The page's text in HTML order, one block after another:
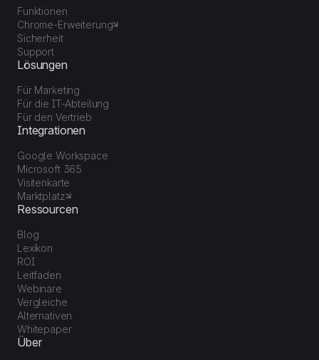
Funktionen
Chrome-Erweiterung
Sicherheit
Support
Lösungen
Für Marketing
Für die IT-Abteilung
Für den Vertrieb
Integrationen
Google Workspace
Microsoft 365
Visitenkarte
Marktplatz
Ressourcen
Blog
Lexikon
ROI
Leitfaden
Webinare
Vergleiche
Alternativen
Whitepaper
Über